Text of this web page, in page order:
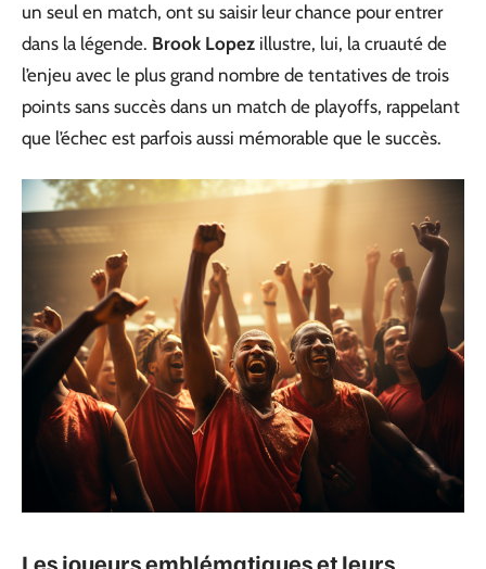
un seul en match, ont su saisir leur chance pour entrer
dans la légende. Brook Lopez illustre, lui, la cruauté de
l’enjeu avec le plus grand nombre de tentatives de trois
points sans succès dans un match de playoffs, rappelant
que l’échec est parfois aussi mémorable que le succès.
Les joueurs emblématiques et leurs